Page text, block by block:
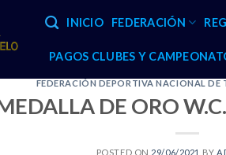
INICIO FEDERACIÓN
PAGOS CLUBES Y
FEDERACIÓN DEPORTIVA NACIONAL DE
DE ORO
POSTED ON 29/06/2021 BY